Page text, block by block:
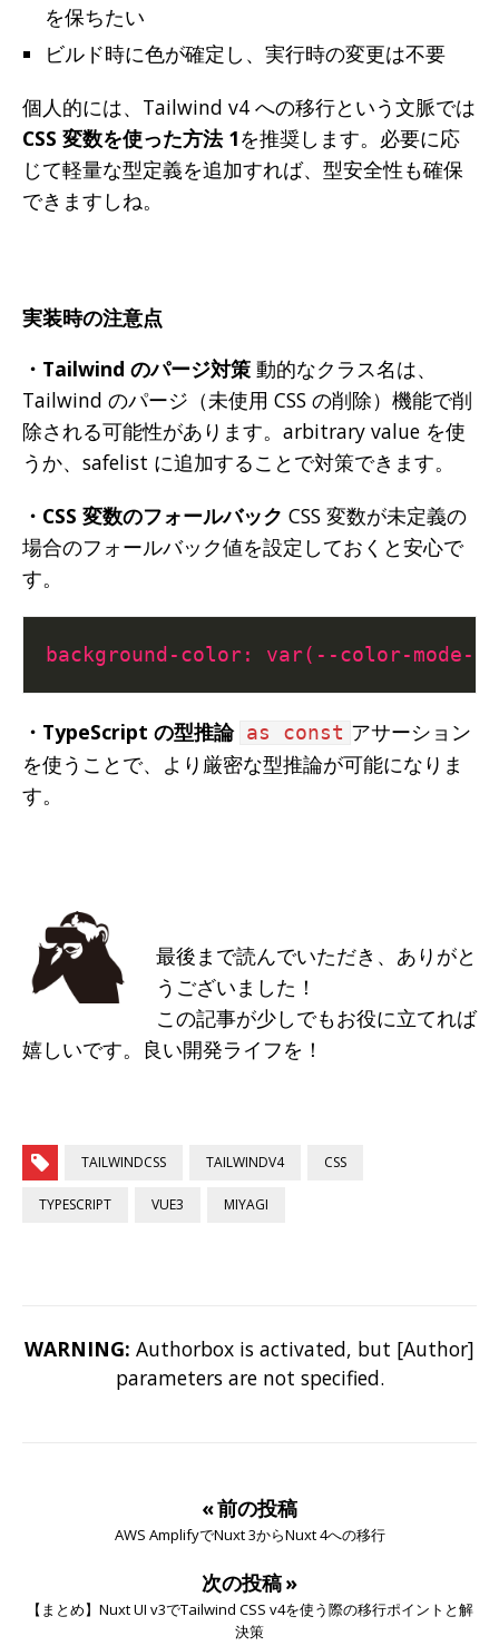
を保ちたい
ビルド時に色が確定し、実行時の変更は不要
個人的には、Tailwind v4 への移行という文脈では
CSS 変数を使った方法 1を推奨します。必要に応
じて軽量な型定義を追加すれば、型安全性も確保
できますしね。
実装時の注意点
・Tailwind のパージ対策 動的なクラス名は、
Tailwind のパージ（未使用 CSS の削除）機能で削
除される可能性があります。arbitrary value を使
うか、safelist に追加することで対策できます。
・CSS 変数のフォールバック CSS 変数が未定義の
場合のフォールバック値を設定しておくと安心で
す。
background-color : var( --color-mode-
・TypeScript の型推論 as const アサーション
を使うことで、より厳密な型推論が可能になりま
す。
最後まで読んでいただき、ありがと
うございました！
この記事が少しでもお役に立てれば
嬉しいです。良い開発ライフを！
TAILWINDCSS TAILWINDV4 CSS
TYPESCRIPT VUE3 MIYAGI
WARNING: Authorbox is activated, but [Author]
parameters are not specified.
« 前の投稿
AWS AmplifyでNuxt 3からNuxt 4への移行
次の投稿 »
【まとめ】Nuxt UI v3でTailwind CSS v4を使う際の移行ポイントと解
決策